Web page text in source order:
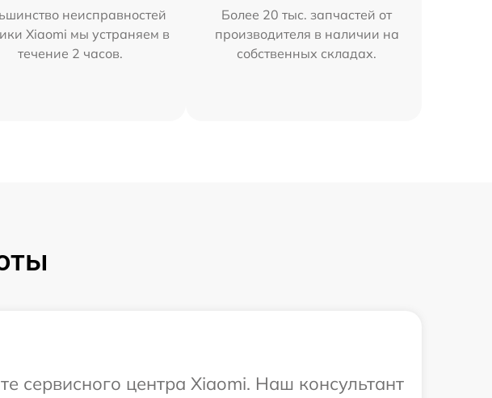
неисправностей
Xiaomi мы устраняем в
течение 2 часов.
Более 20 тыс. запчастей от
производителя в наличии на
собственных складах.
сервисного центра Xiaomi. Наш консультант